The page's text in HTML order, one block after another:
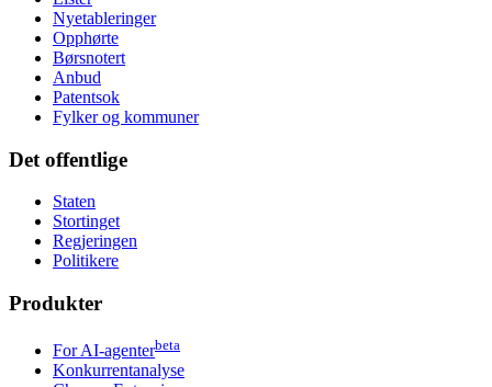
Nyetableringer
Opphørte
Børsnotert
Anbud
Patentsok
Fylker og kommuner
Det offentlige
Staten
Stortinget
Regjeringen
Politikere
Produkter
For AI-agenterbeta
Konkurrentanalyse